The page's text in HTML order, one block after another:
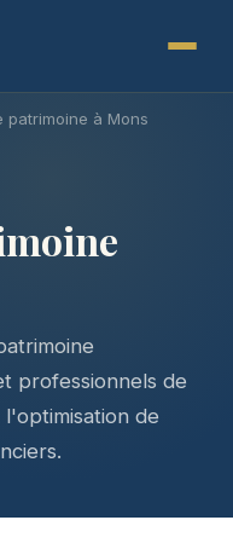
patrimoine à Mons
professionnels de
de